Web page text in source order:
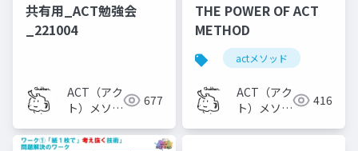
共有用_ACT勉強会
_221004
ACT（アク
ト）メソッ
677
THE POWER OF ACT
METHOD
actメソッド
ACT（アク
ト）メソッ
416